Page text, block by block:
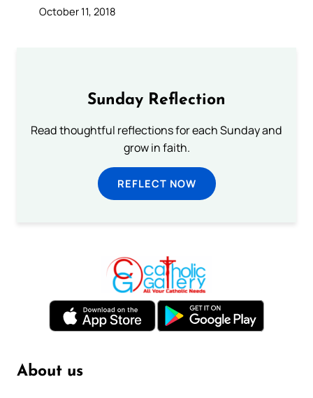
October 11, 2018
Sunday Reflection
Read thoughtful reflections for each Sunday and
grow in faith.
REFLECT NOW
About us